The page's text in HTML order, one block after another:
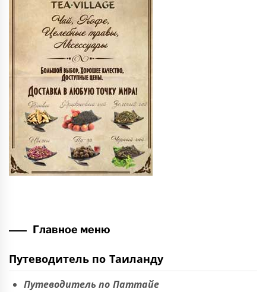
Главное меню
Путеводитель по Таиланду
Путеводитель по Паттайе